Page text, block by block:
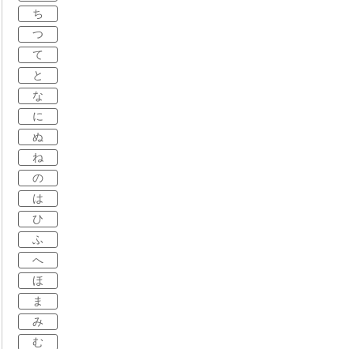
ち
つ
て
と
な
に
ぬ
ね
の
は
ひ
ふ
へ
ほ
ま
み
む